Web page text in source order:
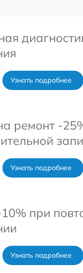
Узнать подробнее
ремонт -
Узнать подробнее
при
Узнать подробнее